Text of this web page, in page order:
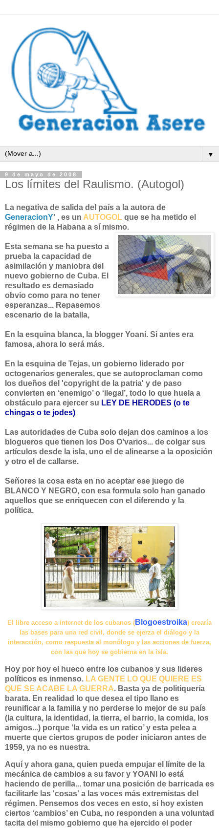
▼
9 de mayo de 2008
Los límites del Raulismo. (Autogol)
La negativa de salida del país a la autora de
GeneracionY' , es un AUTOGOL que se ha metido el
régimen de la Habana a sí mismo.
Esta semana se ha puesto a
prueba la capacidad de
asimilación y maniobra del
nuevo gobierno de Cuba. El
resultado es demasiado
obvio como para no tener
esperanzas... Repasemos
escenario de la batalla,
En la esquina blanca, la blogger Yoani. Si antes era
famosa, ahora lo será más.
En la esquina de Tejas, un gobierno liderado por
octogenarios generales, que se autoproclaman como
los dueños del 'copyright de la patria' y de paso
convierten en ‘enemigo’ o ‘ilegal’, todo lo que huela a
obstáculo para ejercer su LEY DE HERODES (o te
chingas o te jodes)
Las autoridades de Cuba solo dejan dos caminos a los
blogueros que tienen los Dos O’varios... de colgar sus
artículos desde la isla, uno el de alinearse a la oposición
y otro el de callarse.
Señores la cosa esta en no aceptar ese juego de
BLANCO Y NEGRO, con esa formula solo han ganado
aquellos que se enriquecen con el diferendo y la
política.
El libre acceso a internet de los cubanos ( Blogoestroika) crearía
las bases para una red civil, donde se ejerza el diálogo y la
interacción, como respuesta al monólogo y las acciones de fuerza,
con las que hoy se gobierna en la isla.
Hoy por hoy el hueco entre los cubanos y sus lideres
políticos es inmenso. LA GENTE LO QUE QUIERE ES
QUE SE ACABE LA GUERRA. Basta ya de politiquería
barata. En realidad lo que desea el tipo llano es
reunificar a la familia y no perderse lo mejor de su país
(la cultura, la identidad, la tierra, el barrio, la comida, los
amigos...) porque ‘la vida es un ratico’ y esta pelea a
muerte que ciertos grupos de poder iniciaron antes de
1959, ya no es nuestra.
Aquí y ahora gana, quien pueda empujar el límite de la
mecánica de cambios a su favor y YOANI lo está
haciendo de perilla... tomar una posición de barricada es
facilitarle las 'cosas' a las voces más extremistas del
régimen. Pensemos dos veces en esto, si hoy existen
ciertos ‘cambios’ en Cuba, no responden a una voluntad
tacita del mismo gobierno que ha ejercido el poder